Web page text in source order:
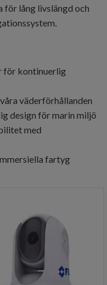
för lång livslängd och
för kontinuerlig
väderförhållanden
design för marin miljö
med
fartyg